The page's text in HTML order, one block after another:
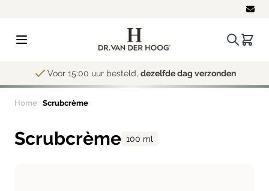
Zoeken.
Voor 15:00 uur besteld, dezelfde dag verzonden
Home Scrubcrème
Scrubcrème 100 ml